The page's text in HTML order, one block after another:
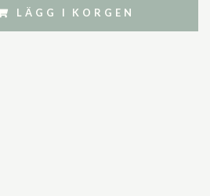
LÄGG I KORGEN